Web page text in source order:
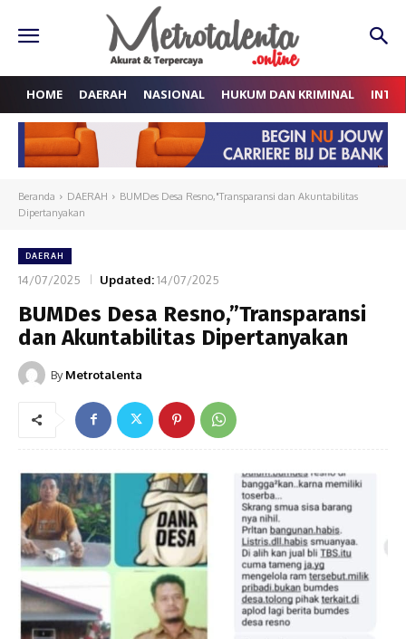
HOME DAERAH NASIONAL HUKUM DAN KRIMINAL
Beranda DAERAH
BUMDes Desa Resno,"Transparansi dan Akuntabilitas
Dipertanyakan
DAERAH
14/07/2025 Updated:14/07/2025
BUMDes Desa Resno,”Transparansi
dan Akuntabilitas Dipertanyakan
By Metrotalenta